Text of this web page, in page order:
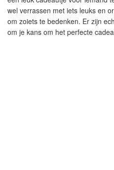
wel verrassen met iets leuks en
om zoiets te bedenken. Er zijn
om je kans om het perfecte